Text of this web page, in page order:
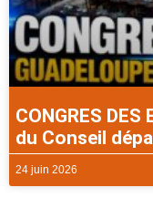
CONGRES DES
du Conseil
24 juin 2026